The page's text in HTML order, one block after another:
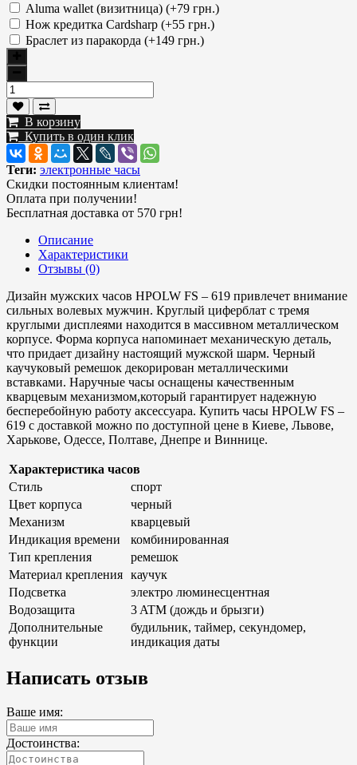
Aluma wallet (визитница) (+79 грн.)
Нож кредитка Cardsharp (+55 грн.)
Браслет из паракорда (+149 грн.)
В корзину
Купить в один клик
Теги: электронные часы
Скидки постоянным клиентам!
Оплата при получении!
Бесплатная доставка от 570 грн!
Описание
Характеристики
Отзывы (0)
Дизайн мужских часов HPOLW FS – 619 привлечет внимание
сильных волевых мужчин. Круглый циферблат с тремя
круглыми дисплеями находится в массивном металлическом
корпусе. Форма корпуса напоминает механическую деталь,
что придает дизайну настоящий мужской шарм. Черный
каучуковый ремешок декорирован металлическими
вставками. Наручные часы оснащены качественным
кварцевым механизмом,который гарантирует надежную
бесперебойную работу аксессуара. Купить часы HPOLW FS –
619 с доставкой можно по доступной цене в Киеве, Львове,
Харькове, Одессе, Полтаве, Днепре и Виннице.
Характеристика часов
Стиль
спорт
Цвет корпуса
черный
Механизм
кварцевый
Индикация времени
комбинированная
Тип крепления
ремешок
Материал крепления каучук
Подсветка
электро люминесцентная
Водозащита
3 ATM (дождь и брызги)
Дополнительные
функции
будильник, таймер, секундомер,
индикация даты
Написать отзыв
Ваше имя:
Достоинства: